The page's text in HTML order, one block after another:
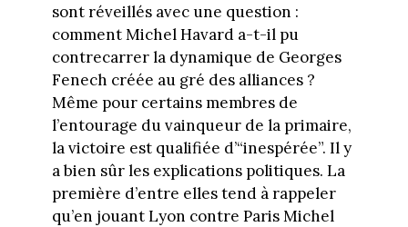
sont réveillés avec une question :
comment Michel Havard a-t-il pu
contrecarrer la dynamique de Georges
Fenech créée au gré des alliances ?
Même pour certains membres de
l’entourage du vainqueur de la primaire,
la victoire est qualifiée d’“inespérée”. Il y
a bien sûr les explications politiques. La
première d’entre elles tend à rappeler
qu’en jouant Lyon contre Paris Michel